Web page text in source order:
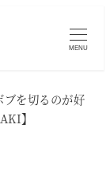
MENU
ブを切るのが好
】